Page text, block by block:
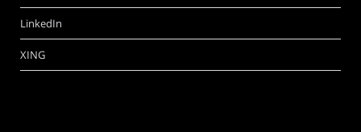
LinkedIn
XING